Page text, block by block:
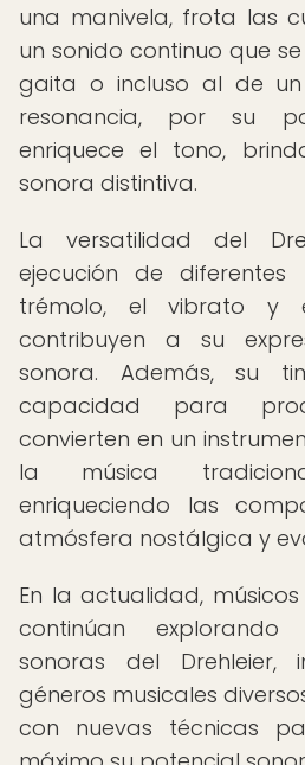
una manivela, frota las
un sonido continuo que
gaita o incluso al de
resonancia, por su
enriquece el tono,
sonora distintiva.
La versatilidad del
ejecución de diferentes
trémolo, el vibrato y
contribuyen a su
sonora. Además, su
capacidad para
convierten en un
la música
enriqueciendo las
atmósfera nostálgica y
En la actualidad,
continúan explorando
sonoras del Drehleier,
géneros musicales
con nuevas técnicas